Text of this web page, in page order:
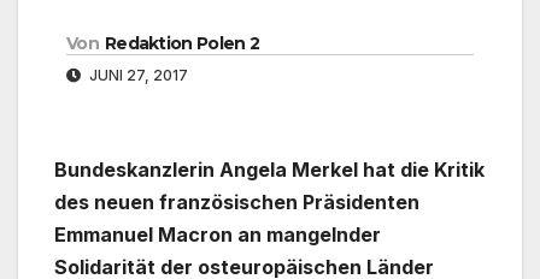
Von Redaktion Polen 2
JUNI 27, 2017
Bundeskanzlerin Angela Merkel hat die Kritik
des neuen französischen Präsidenten
Emmanuel Macron an mangelnder
Solidarität der osteuropäischen Länder